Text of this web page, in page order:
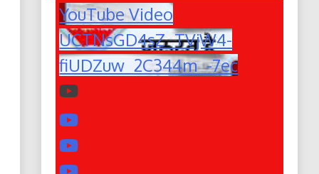
YouTube Video
UCTNsGD4sZ_TVjW4-
fiUDZuw_2C344m_-7ec